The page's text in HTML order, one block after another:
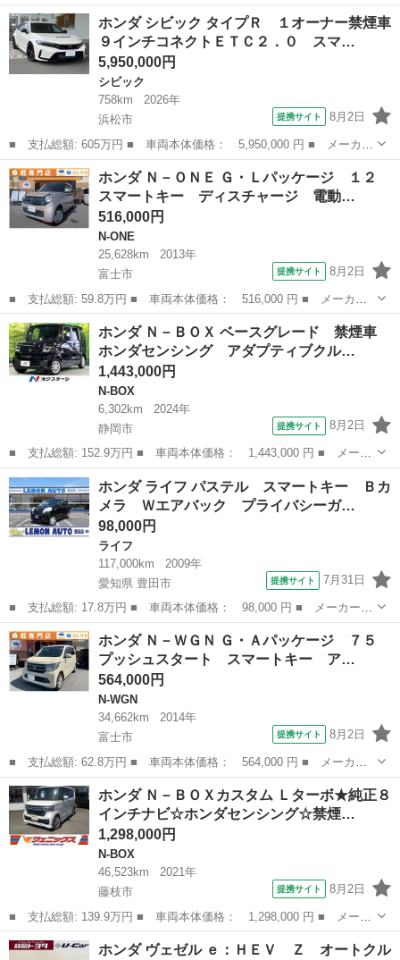
名： ホンダ ■ 車種名： バモスホビオプロ ■ グレード名： ベ
ースグレード オートマ・社外ナビＴＶ・新品タイヤ・社外アルミ
■ 排気量： 6...
岐阜 瑞穂市 バモス
ホンダ シビック タイプＲ １オーナー禁煙車
９インチコネクトＥＴＣ２．０ スマ…
5,950,000円
シビック
758km
2026年
浜松市
提携サイト 8月2日
■ 支払総額: 605万円 ■ 車両本体価格： 5,950,000 円 ■ メーカー
名： ホンダ ■ 車種名： シビック ■ グレード名： タイプＲ
１オーナー禁煙車９インチコネクトＥＴＣ２．０ スマートキーシス
テム 車線...
静岡 浜松市 シビック
ホンダ Ｎ－ＯＮＥ Ｇ・Ｌパッケージ １２
スマートキー ディスチャージ 電動…
516,000円
N-ONE
25,628km
2013年
富士市
提携サイト 8月2日
■ 支払総額: 59.8万円 ■ 車両本体価格： 516,000 円 ■ メーカー
名： ホンダ ■ 車種名： Ｎ－ＯＮＥ ■ グレード名： Ｇ・Ｌパ
ッケージ １２ スマートキー ディスチャージ 電動格納ミラー
プッシュスタ...
静岡 富士市 N-ONE
ホンダ Ｎ－ＢＯＸ ベースグレード 禁煙車
ホンダセンシング アダプティブクル…
1,443,000円
N-BOX
6,302km
2024年
静岡市
提携サイト 8月2日
■ 支払総額: 152.9万円 ■ 車両本体価格： 1,443,000 円 ■ メーカ
ー名： ホンダ ■ 車種名： Ｎ－ＢＯＸ ■ グレード名： ベース
グレード 禁煙車 ホンダセンシング アダプティブクルーズコント
ロール ...
静岡 静岡市 N-BOX
ホンダ ライフ パステル スマートキー Ｂカ
メラ Ｗエアバック プライバシーガ…
98,000円
ライフ
117,000km
2009年
愛知県 豊田市
提携サイト 7月31日
■ 支払総額: 17.8万円 ■ 車両本体価格： 98,000 円 ■ メーカー
名： ホンダ ■ 車種名： ライフ ■ グレード名： パステル ス
マートキー Ｂカメラ Ｗエアバック プライバシーガラス 電動格
納ミラー タイ...
愛知 豊田市 ライフ
ホンダ Ｎ－ＷＧＮ Ｇ・Ａパッケージ ７５
プッシュスタート スマートキー ア…
564,000円
N-WGN
34,662km
2014年
富士市
提携サイト 8月2日
■ 支払総額: 62.8万円 ■ 車両本体価格： 564,000 円 ■ メーカー
名： ホンダ ■ 車種名： Ｎ－ＷＧＮ ■ グレード名： Ｇ・Ａパ
ッケージ ７５ プッシュスタート スマートキー アイドリングス
トップ ＥＴ...
静岡 富士市 N-WGN
ホンダ Ｎ－ＢＯＸカスタム Ｌターボ★純正８
インチナビ☆ホンダセンシング☆禁煙…
1,298,000円
N-BOX
46,523km
2021年
藤枝市
提携サイト 8月2日
■ 支払総額: 139.9万円 ■ 車両本体価格： 1,298,000 円 ■ メーカ
ー名： ホンダ ■ 車種名： Ｎ－ＢＯＸカスタム ■ グレード
名： Ｌターボ★純正８インチナビ☆ホンダセンシング☆禁煙車☆
静岡 藤枝市 N-BOX
ホンダ ヴェゼル ｅ：ＨＥＶ Ｚ オートクル